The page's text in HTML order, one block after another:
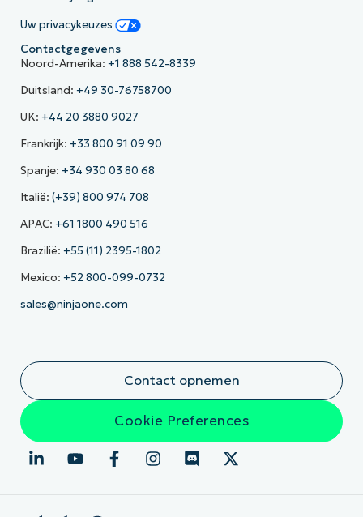
Uw privacykeuzes
Contactgegevens
Noord-Amerika: +1 888 542-8339
Duitsland: +49 30-76758700
UK: +44 20 3880 9027
Frankrijk: +33 800 91 09 90
Spanje: +34 930 03 80 68
Italië: (+39) 800 974 708
APAC: +61 1800 490 516
Brazilië: +55 (11) 2395-1802
Mexico: +52 800-099-0732
sales@ninjaone.com
Contact opnemen
Cookie Preferences